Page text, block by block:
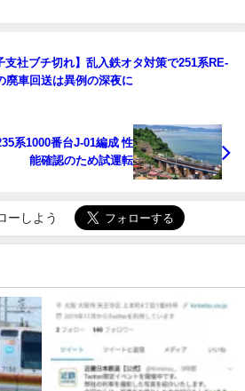
支社ブチ切れ】乱入鉄オタ対策で251系RE-
廃車回送は異例の深夜に
系1000番台J-01編成 性
能確認のため試運転
ーしよう